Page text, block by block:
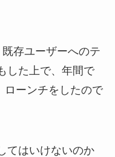
存ユーザーへのテ
した上で、年間で
ローンチをしたので
てはいけないのか